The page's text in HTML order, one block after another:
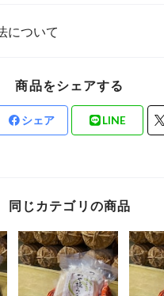
について
商品をシェアする
シェア LINE
同じカテゴリの商品